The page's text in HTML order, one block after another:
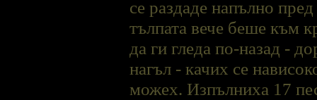
се раздаде напълно
тълпата вече беше към
да ги гледа по-назад -
нагъл - качих се
можех. Изпълниха 17